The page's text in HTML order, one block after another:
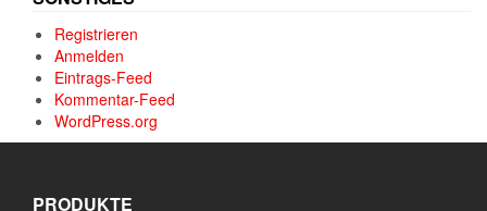
Registrieren
Anmelden
Eintrags-Feed
Kommentar-Feed
WordPress.org
PRODUKTE